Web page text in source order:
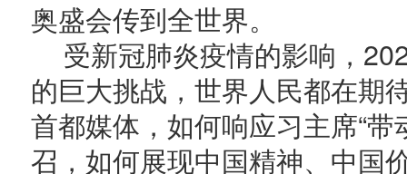
奥盛会传到全世界。
受新冠肺炎疫情的影响，
的巨大挑战，世界人民都在期
首都媒体，如何响应习主席“
召，如何展现中国精神、中国